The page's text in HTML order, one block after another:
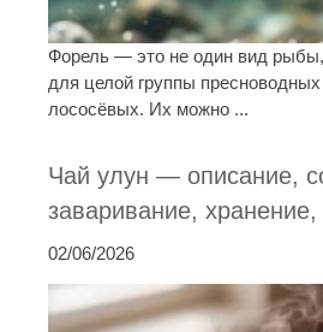
Форель — это не один вид
для целой группы
лососёвых. Их можно ...
Чай улун — описание,
заваривание, хранение,
02/06/2026